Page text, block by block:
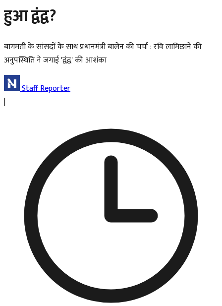
हुआ द्वंद्व?
बागमती के सांसदों के साथ प्रधानमंत्री बालेन की चर्चा : रवि लामिछाने की
अनुपस्थिति ने जगाई 'द्वंद्व' की आशंका
Staff Reporter
|